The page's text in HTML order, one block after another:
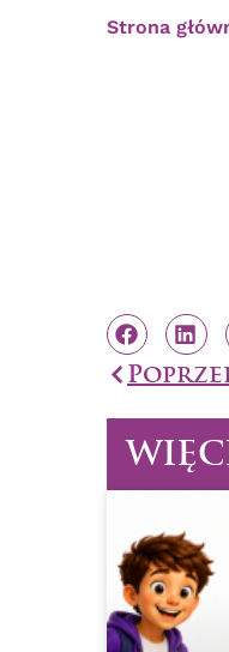
Strona
Prev